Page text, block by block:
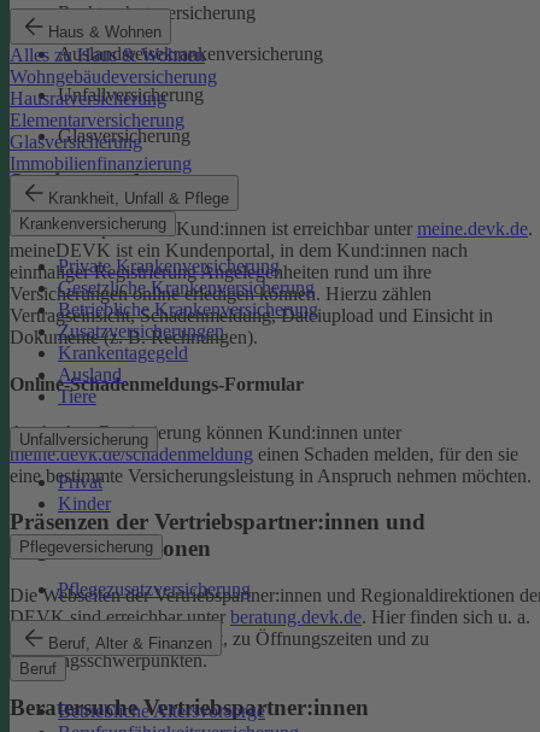
Haus & Wohnen
Alles zu Haus & Wohnen
Wohngebäudeversicherung
Hausratversicherung
Elementarversicherung
Glasversicherung
Immobilienfinanzierung
Krankheit, Unfall & Pflege
Krankenversicherung
Private Krankenversicherung
Gesetzliche Krankenversicherung
Betriebliche Krankenversicherung
Zusatzversicherungen
Krankentagegeld
Ausland
Tiere
Unfallversicherung
Privat
Kinder
Pflegeversicherung
Pflegezusatzversicherung
Beruf, Alter & Finanzen
Beruf
Betriebliche Altersvorsorge
Rechtsschutzversicherung
Auslandsreisekrankenversicherung
Unfallversicherung
Glasversicherung
Serviceportal
Das Serviceportal für Kund:innen ist erreichbar unter meine.devk.de.
meineDEVK ist ein Kundenportal, in dem Kund:innen nach
einmaliger Registrierung Angelegenheiten rund um ihre
Versicherungen online erledigen können. Hierzu zählen
Vertragseinsicht, Schadenmeldung, Dateiupload und Einsicht in
Dokumente (z. B. Rechnungen).
Online-Schadenmeldungs-Formular
Auch ohne Registrierung können Kund:innen unter
meine.devk.de/schadenmeldung einen Schaden melden, für den sie
eine bestimmte Versicherungsleistung in Anspruch nehmen möchten.
Präsenzen der Vertriebspartner:innen und
Regionaldirektionen
Die Webseiten der Vertriebspartner:innen und Regionaldirektionen
DEVK sind erreichbar unter beratung.devk.de. Hier finden sich u. a.
Informationen zum Standort, zu Öffnungszeiten und zu
Beratungsschwerpunkten.
Beratersuche Vertriebspartner:innen